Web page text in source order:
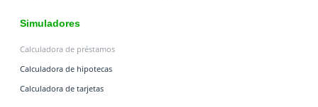
Simuladores
Calculadora de préstamos
Calculadora de hipotecas
Calculadora de tarjetas